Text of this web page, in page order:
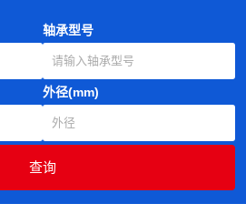
轴承型号
外径(mm)